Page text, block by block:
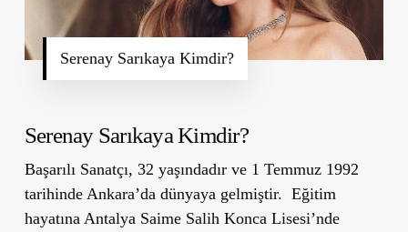
Serenay Sarıkaya Kimdir?
Serenay Sarıkaya Kimdir?
Başarılı Sanatçı, 32 yaşındadır ve 1 Temmuz 1992
tarihinde Ankara’da dünyaya gelmiştir. Eğitim
hayatına Antalya Saime Salih Konca Lisesi’nde